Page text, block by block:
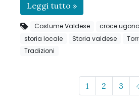
Leggi tutto »
Costume Valdese croce
storia locale
Storia valdese
Tradizioni
Page
1 Page
2 Page
3